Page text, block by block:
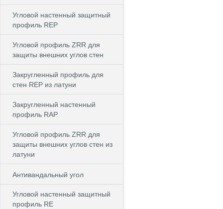
Угловой настенный защитный
профиль REP
Угловой профиль ZRR для
защиты внешних углов стен
Закругленный профиль для
стен REP из латуни
Закругленный настенный
профиль RAP
Угловой профиль ZRR для
защиты внешних углов стен из
латуни
Антивандальный угол
Угловой настенный защитный
профиль RE